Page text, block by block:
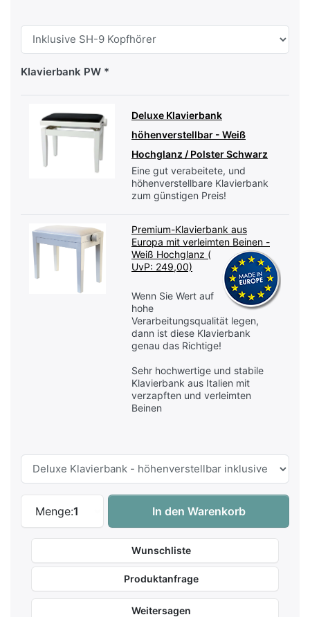
Klavierbank PW
Deluxe Klavierbank
höhenverstellbar - Weiß
Hochglanz / Polster Schwarz
Eine gut verabeitete, und
höhenverstellbare Klavierbank
zum günstigen Preis!
Premium-Klavierbank aus
Europa mit verleimten Beinen -
Weiß Hochglanz (
UvP: 249,00)
Wenn Sie Wert auf
hohe
Verarbeitungsqualität legen,
dann ist diese Klavierbank
genau das Richtige!
Sehr hochwertige und stabile
Klavierbank aus Italien mit
verzapften und verleimten
Beinen
Menge:1
Kawai K-200 AURES 2 WHP Silber
In den Warenkorb
Wunschliste
Produktanfrage
Weitersagen